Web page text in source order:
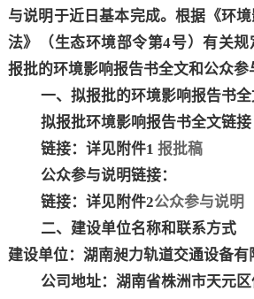
与说明于近日基本完成。根据《环
法》（生态环境部令第4号）有关
报批的环境影响报告书全文和公众参
一、拟报批的环境影响报告书
拟报批环境影响报告书全文链接
链接：详见附件1报批稿
公众参与说明链接：
链接：详见附件2公众参与说明
二、建设单位名称和联系方式
建设单位： 湖南昶力轨道交通设备有
公司地址：湖南省株洲市天元